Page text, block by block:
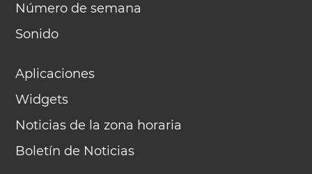
Número de semana
Sonido
Aplicaciones
Widgets
Noticias de la zona horaria
Boletín de Noticias